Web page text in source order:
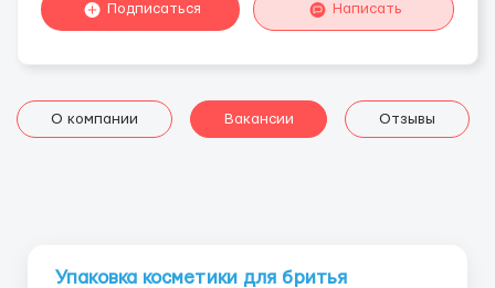
Подписаться Написать
О компании Вакансии Отзывы
Упаковка косметики для бритья